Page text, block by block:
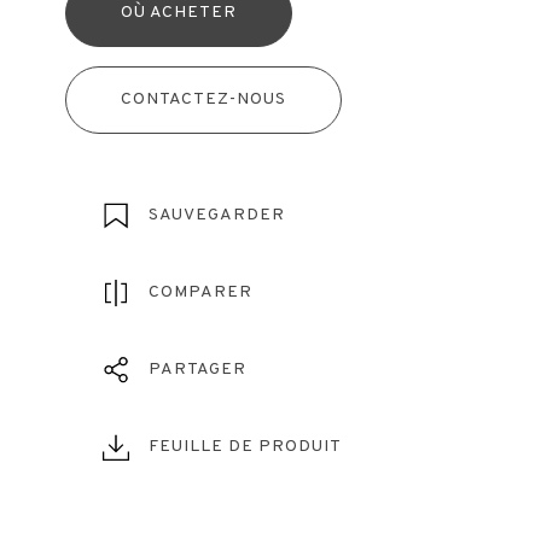
OÙ ACHETER
CONTACTEZ-NOUS
SAUVEGARDER
COMPARER
PARTAGER
FEUILLE DE PRODUIT